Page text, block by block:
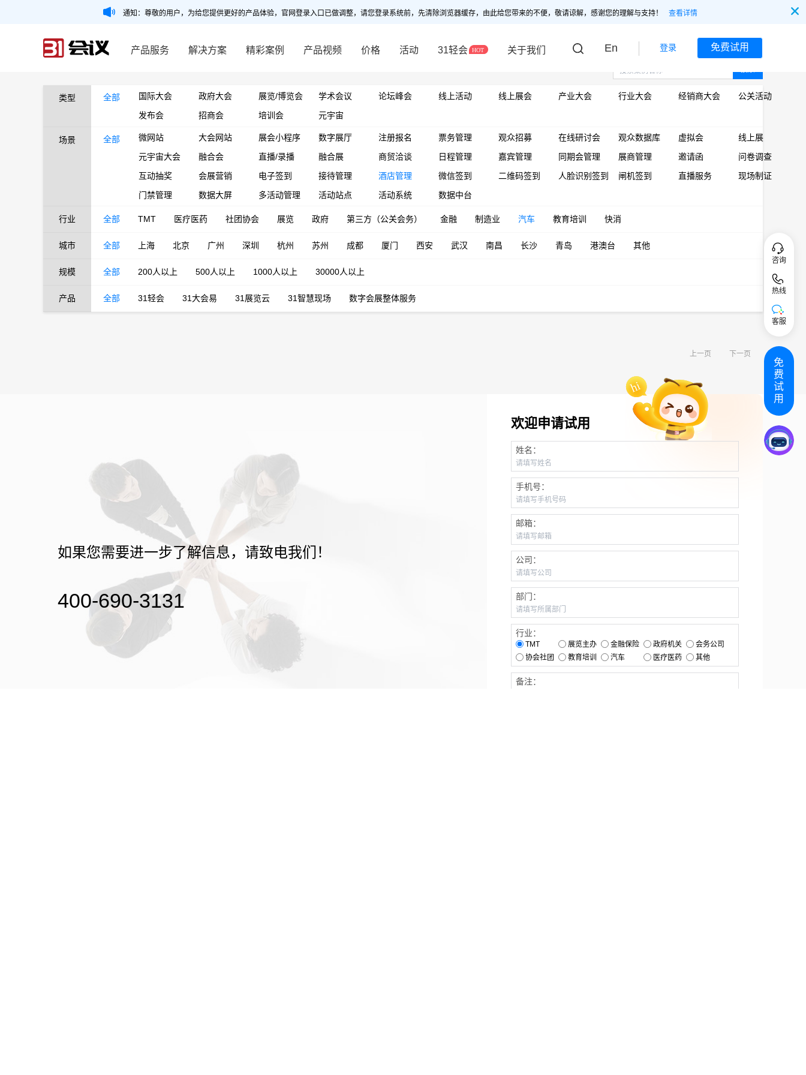
通知：尊敬的用户，为给您提供更好的产品体验，官网登录入口已做调整，请您登录系统前，先清除浏览器缓存，由此给您带来的不便，敬请谅解，感谢您的理解与支持！ 查看详情
产品服务 解决方案 精彩案例 产品视频 价格 活动 31轻会 关于我们 En 登录 免费试用
类型 全部 国际大会 政府大会 展览/博览会 学术会议 论坛峰会 线上活动 线上展会 产业大会 行业大会 经销商大会
公关活动
发布会
招商会 培训会 元宇宙
场景 全部 微网站 大会网站 展会小程序 数字展厅 注册报名 票务管理 观众招募 在线研讨会 观众数据库 虚拟会
线上展
元宇宙大会
融合会 直播/录播 融合展 商贸洽谈 日程管理 嘉宾管理 同期会管理 展商管理 邀请函
问卷调查
互动抽奖
会展营销 电子签到 接待管理 酒店管理 微信签到 二维码签到 人脸识别签到 闸机签到 直播服务
现场制证
门禁管理
数据大屏 多活动管理 活动站点 活动系统 数据中台
行业 全部 TMT 医疗医药 社团协会 展览 政府 第三方（公关会务） 金融 制造业 汽车 教育培训 快消
城市 全部 上海 北京 广州 深圳 杭州 苏州 成都 厦门 西安 武汉 南昌 长沙 青岛 港澳台 其他
规模 全部 200人以上 500人以上 1000人以上 30000人以上
产品 全部 31轻会 31大会易 31展览云 31智慧现场 数字会展整体服务
上一页 下一页
如果您需要进一步了解信息，请致电我们！
400-690-3131
欢迎申请试用
姓名：
手机号：
邮箱：
公司：
部门：
行业：
TMT 展览主办 金融保险 政府机关
会务公司
协会社团
教育培训 汽车 医疗医药 其他
备注：
咨询
热线
客服
免
费
试
用